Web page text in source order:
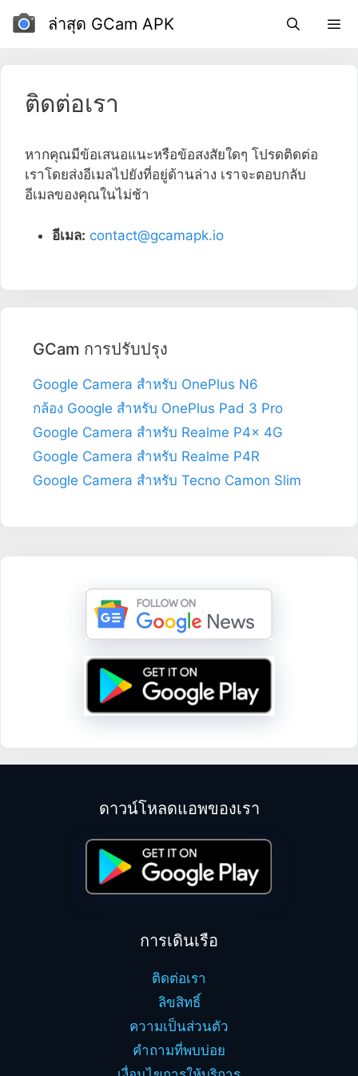
ข้าม
ไป
ล่าสุด GCam APK
ติดต่อเรา
หากคุณมีข้อเสนอแนะหรือข้อสงสัยใดๆ โปรดติดต่อ
เราโดยส่งอีเมลไปยังที่อยู่ด้านล่าง เราจะตอบกลับ
อีเมลของคุณในไม่ช้า
อีเมล: contact@gcamapk.io
GCam การปรับปรุง
Google Camera สำหรับ OnePlus N6
กล้อง Google สำหรับ OnePlus Pad 3 Pro
Google Camera สำหรับ Realme P4x 4G
Google Camera สำหรับ Realme P4R
Google Camera สำหรับ Tecno Camon Slim
ดาวน์โหลดแอพของเรา
การเดินเรือ
ติดต่อเรา
ลิขสิทธิ์
ความเป็นส่วนตัว
คำถามที่พบบ่อย